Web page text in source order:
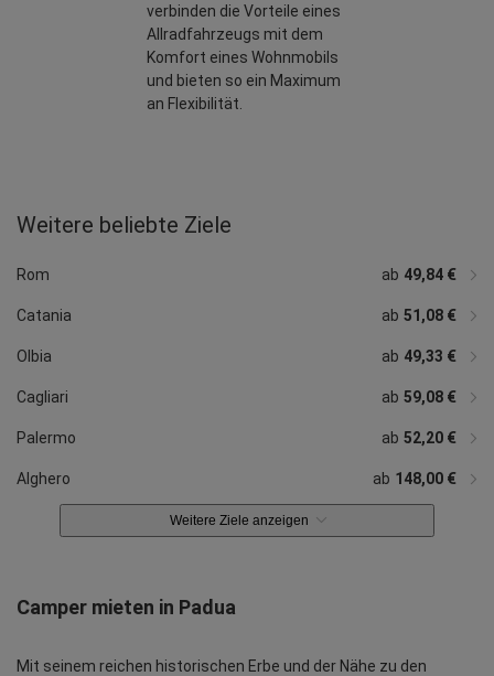
verbinden die Vorteile eines
Allradfahrzeugs mit dem
Komfort eines Wohnmobils
und bieten so ein Maximum
an Flexibilität.
Weitere beliebte Ziele
Rom ab 49,84 €
Catania ab 51,08 €
Olbia ab 49,33 €
Cagliari ab 59,08 €
Palermo ab 52,20 €
Alghero ab 148,00 €
Neapel
Bari
Pisa
Mailand
Trapani
Florenz
Venedig
Verona
Bergamo
Treviso
Ancona
Rimini
Turin
Weitere Ziele anzeigen
Camper mieten in Padua
Mit seinem reichen historischen Erbe und der Nähe zu den